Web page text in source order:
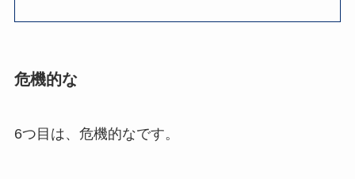
危機的な
6つ目は、危機的なです。